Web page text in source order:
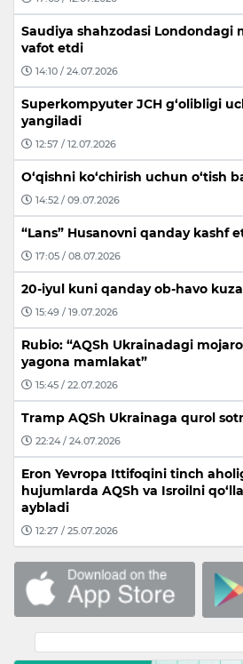
Saudiya shahzodasi Londondagi
vafot etdi
14:10 / 24.07.2026
Superkompyuter JCH g‘olibligi
yangiladi
12:57 / 12.07.2026
O‘qishni ko‘chirish uchun o‘tish
14:52 / 09.07.2026
“Lans” Husanovni qanday kashf
17:05 / 08.07.2026
20-iyul kuni qanday ob-havo
15:49 / 19.07.2026
Rubio: “AQSh Ukrainadagi
yagona mamlakat”
15:45 / 22.07.2026
Tramp AQSh Ukrainaga qurol
22:24 / 24.07.2026
Eron Yevropa Ittifoqini tinch
hujumlarda AQSh va Isroilni
aybladi
12:27 / 25.07.2026